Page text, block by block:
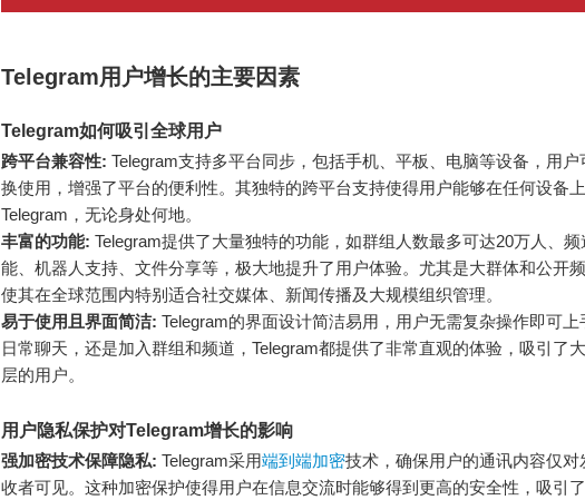
Telegram用户增长的主要因素
Telegram如何吸引全球用户
跨平台兼容性: Telegram支持多平台同步，包括手机、平板、电脑等设备，用户
换使用，增强了平台的便利性。其独特的跨平台支持使得用户能够在任何设备
Telegram，无论身处何地。
丰富的功能: Telegram提供了大量独特的功能，如群组人数最多可达20万人、频
能、机器人支持、文件分享等，极大地提升了用户体验。尤其是大群体和公开
使其在全球范围内特别适合社交媒体、新闻传播及大规模组织管理。
易于使用且界面简洁: Telegram的界面设计简洁易用，用户无需复杂操作即可上
日常聊天，还是加入群组和频道，Telegram都提供了非常直观的体验，吸引了
层的用户。
用户隐私保护对Telegram增长的影响
强加密技术保障隐私: Telegram采用端到端加密技术，确保用户的通讯内容仅对
收者可见。这种加密保护使得用户在信息交流时能够得到更高的安全性，吸引